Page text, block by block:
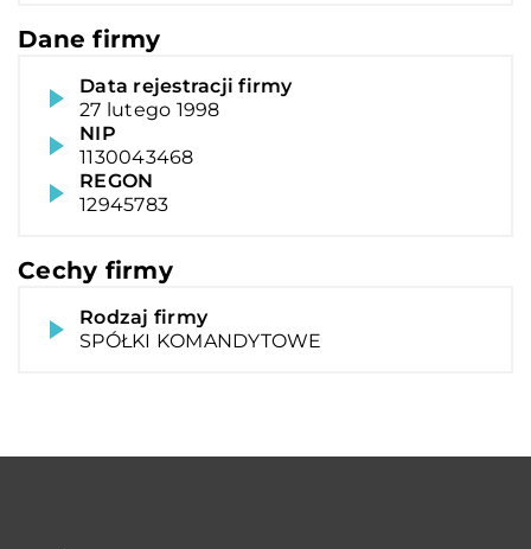
Dane firmy
Data rejestracji firmy
27 lutego 1998
NIP
1130043468
REGON
12945783
Cechy firmy
Rodzaj firmy
SPÓŁKI KOMANDYTOWE